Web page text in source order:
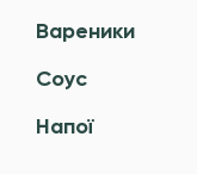
Вареники
Соус
Напої